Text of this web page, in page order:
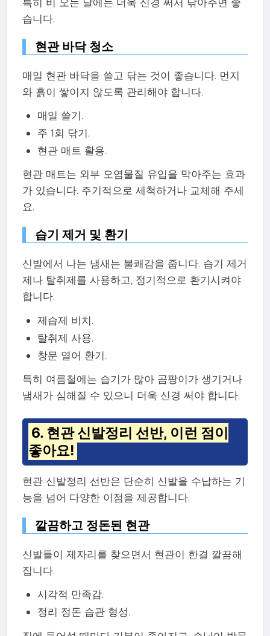
습니다.
현관 바닥 청소
매일 현관 바닥을 쓸고 닦는 것이 좋습니다. 먼지
와 흙이 쌓이지 않도록 관리해야 합니다.
매일 쓸기.
주 1회 닦기.
현관 매트 활용.
현관 매트는 외부 오염물질 유입을 막아주는 효과
가 있습니다. 주기적으로 세척하거나 교체해 주세
요.
습기 제거 및 환기
신발에서 나는 냄새는 불쾌감을 줍니다. 습기 제거
제나 탈취제를 사용하고, 정기적으로 환기시켜야
합니다.
제습제 비치.
탈취제 사용.
창문 열어 환기.
특히 여름철에는 습기가 많아 곰팡이가 생기거나
냄새가 심해질 수 있으니 더욱 신경 써야 합니다.
6. 현관 신발정리 선반, 이런 점이
좋아요!
현관 신발정리 선반은 단순히 신발을 수납하는 기
능을 넘어 다양한 이점을 제공합니다.
깔끔하고 정돈된 현관
신발들이 제자리를 찾으면서 현관이 한결 깔끔해
집니다.
시각적 만족감.
정리 정돈 습관 형성.